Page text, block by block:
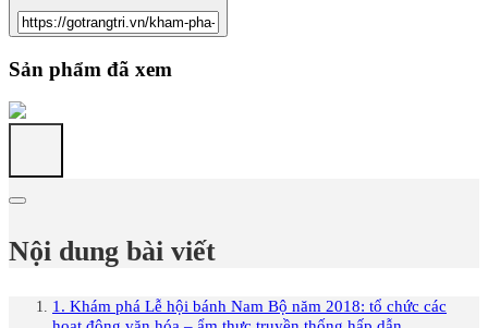
Sản phẩm đã xem
Nội dung bài viết
1. Khám phá Lễ hội bánh Nam Bộ năm 2018: tổ chức các